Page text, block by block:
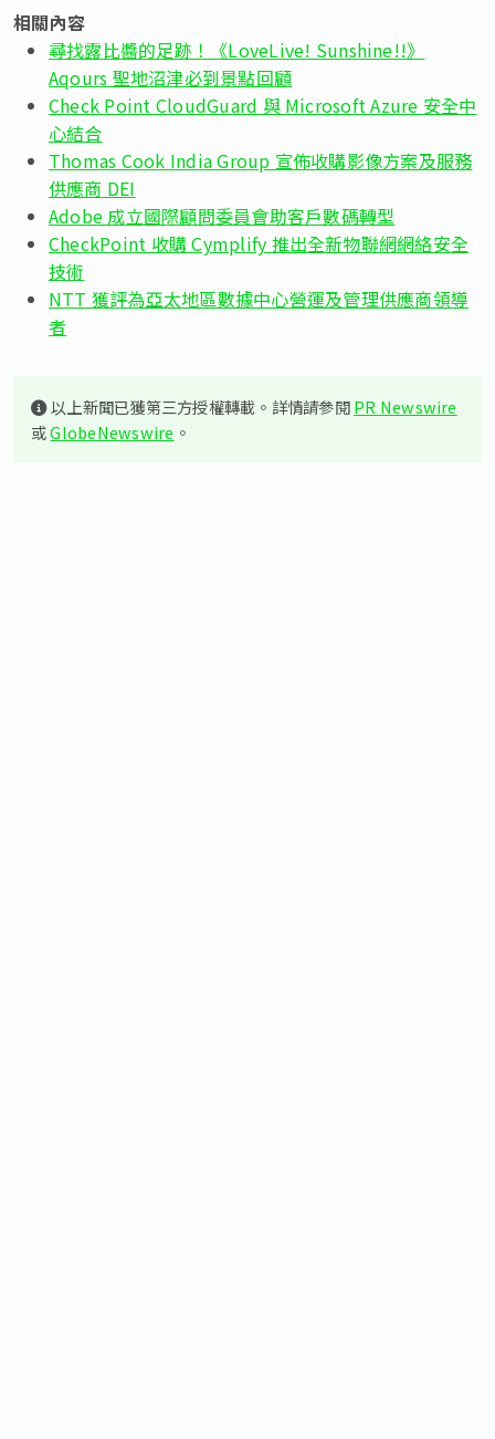
相關內容
尋找露比醬的足跡！《LoveLive! Sunshine!!》
Aqours 聖地沼津必到景點回顧
Check Point CloudGuard 與 Microsoft Azure 安全中
心結合
Thomas Cook India Group 宣佈收購影像方案及服務
供應商 DEI
Adobe 成立國際顧問委員會助客戶數碼轉型
CheckPoint 收購 Cymplify 推出全新物聯網網絡安全
技術
NTT 獲評為亞太地區數據中心營運及管理供應商領導
者
以上新聞已獲第三方授權轉載。詳情請參閱PR Newswire
或GlobeNewswire 。